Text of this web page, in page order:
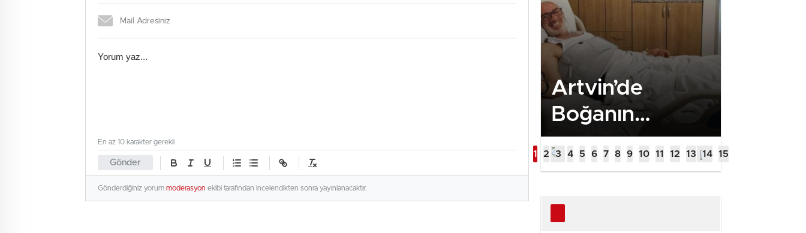
Gönder
En az 10 karakter gerekli
Gönderdiğiniz yorum moderasyon ekibi tarafından incelendikten sonra yayınlanacaktır.
Artvin’de
Boğanın
Saldırısına
Uğrayan 63
Adam Mevtten